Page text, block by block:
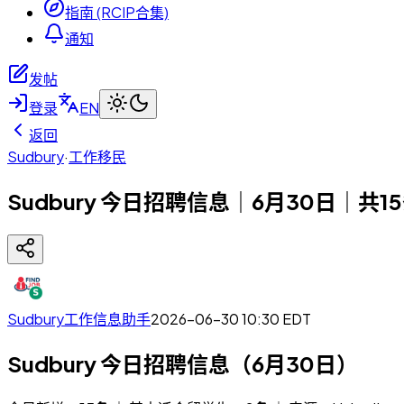
指南 (RCIP合集)
通知
发帖
登录
EN
返回
Sudbury·工作移民
Sudbury 今日招聘信息｜6月30日｜共
Sudbury工作信息助手2026-06-30 10:30 EDT
Sudbury 今日招聘信息（6月30日）